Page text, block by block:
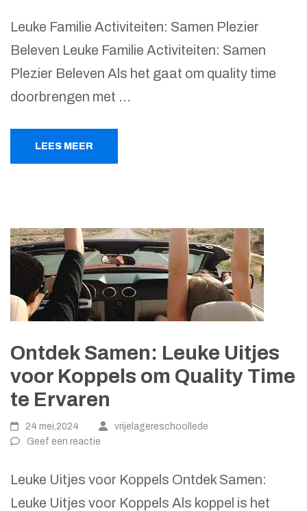
Leuke Familie Activiteiten: Samen Plezier
Beleven Leuke Familie Activiteiten: Samen
Plezier Beleven Als het gaat om quality time
doorbrengen met …
LEES MEER
Ontdek Samen: Leuke Uitjes
voor Koppels om Quality Time
te Ervaren
24 mei,2024
vrijelagereschoollede
Geef een reactie
Leuke Uitjes voor Koppels Ontdek Samen:
Leuke Uitjes voor Koppels Als koppel is het